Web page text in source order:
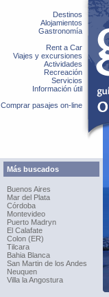
Destinos
Alojamientos
Gastronomía
Rent a Car
Viajes y excursiones
Actividades
Recreación
Servicios
Información útil
Comprar pasajes on-line
Más buscados
Buenos Aires
Mar del Plata
Córdoba
Montevideo
Puerto Madryn
El Calafate
Colon (ER)
Tilcara
Bahia Blanca
San Martin de los Andes
Neuquen
Villa la Angostura